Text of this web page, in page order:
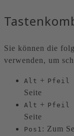
Sie können die
verwenden, um
Alt + Pfeil
Seite
Alt + Pfeil
Seite
Pos1 : Zum